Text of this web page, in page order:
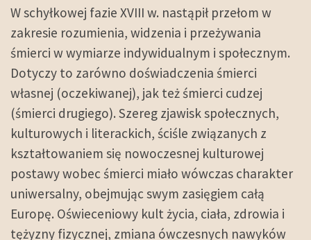
W schyłkowej fazie XVIII w. nastąpił przełom w
zakresie rozumienia, widzenia i przeżywania
śmierci w wymiarze indywidualnym i społecznym.
Dotyczy to zarówno doświadczenia śmierci
własnej (oczekiwanej), jak też śmierci cudzej
(śmierci drugiego). Szereg zjawisk społecznych,
kulturowych i literackich, ściśle związanych z
kształtowaniem się nowoczesnej kulturowej
postawy wobec śmierci miało wówczas charakter
uniwersalny, obejmując swym zasięgiem całą
Europę. Oświeceniowy kult życia, ciała, zdrowia i
tężyzny fizycznej, zmiana ówczesnych nawyków